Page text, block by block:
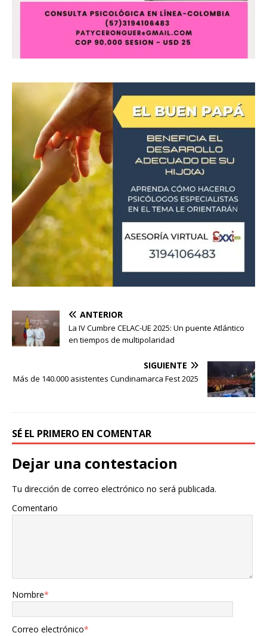
ANTERIOR
La IV Cumbre CELAC-UE 2025: Un puente Atlántico
en tiempos de multipolaridad
SIGUIENTE
Más de 140.000 asistentes Cundinamarca Fest 2025
SÉ EL PRIMERO EN COMENTAR
Dejar una contestacion
Tu dirección de correo electrónico no será publicada.
Comentario
Nombre*
Correo electrónico*